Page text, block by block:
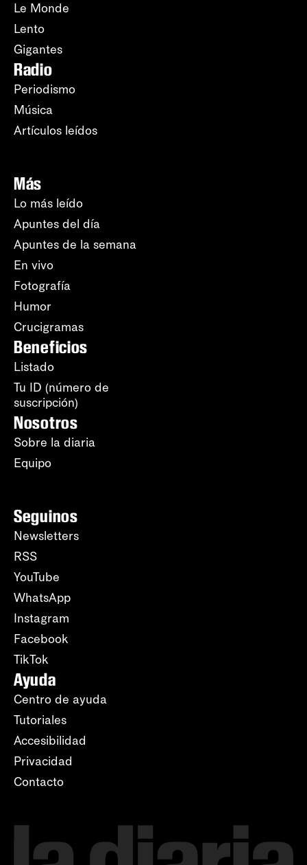
Le Monde
Lento
Gigantes
Radio
Periodismo
Música
Artículos leídos
Más
Lo más leído
Apuntes del día
Apuntes de la semana
En vivo
Fotografía
Humor
Crucigramas
Beneficios
Listado
Tu ID (número de
suscripción)
Nosotros
Sobre la diaria
Equipo
Seguinos
Newsletters
RSS
YouTube
WhatsApp
Instagram
Facebook
TikTok
Ayuda
Centro de ayuda
Tutoriales
Accesibilidad
Privacidad
Contacto